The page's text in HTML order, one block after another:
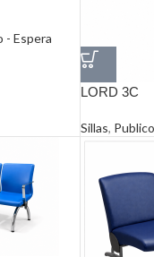
- Espera
LORD 3C
Sillas,